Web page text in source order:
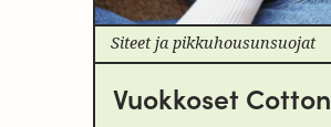
Siteet ja pikkuhousunsuojat
Vuokkoset Cotton